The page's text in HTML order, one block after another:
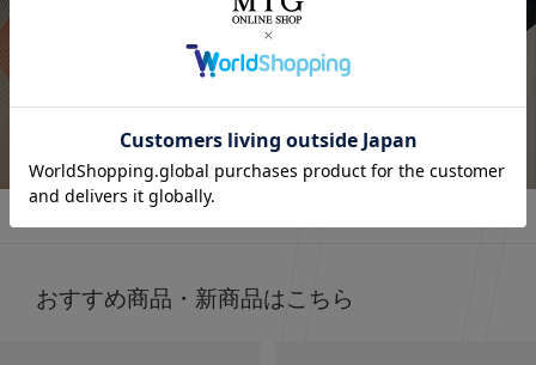
詳しくはこちら
インナーの黒Tシャツは、 @sixpad_official のリカバリー
冬にも大活躍したロングスリーブ
着心地もよくて、👨とシェアして使ってる
SSは新色もでるみたい！
4/15までに予約すると、オリジナルアイテムもGETできる
だけで疲労回復
今私が着ているポロシャツがそうなの❣️
【シックスパッド リカバリーウェア ポロシャツ】
何がすごいって、着るだけで血行を促進して、
質の高い疲労回復を実現する一般医療機器のウェアなんだ
その仕組みが、天然鉱石を練りこんだ特殊繊維、
おすすめ商品・新商品はこちら